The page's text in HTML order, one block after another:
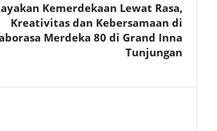
Kemerdekaan Lewat Rasa,
Kreativitas dan Kebersamaan di
Merdeka 80 di Grand Inna
Tunjungan